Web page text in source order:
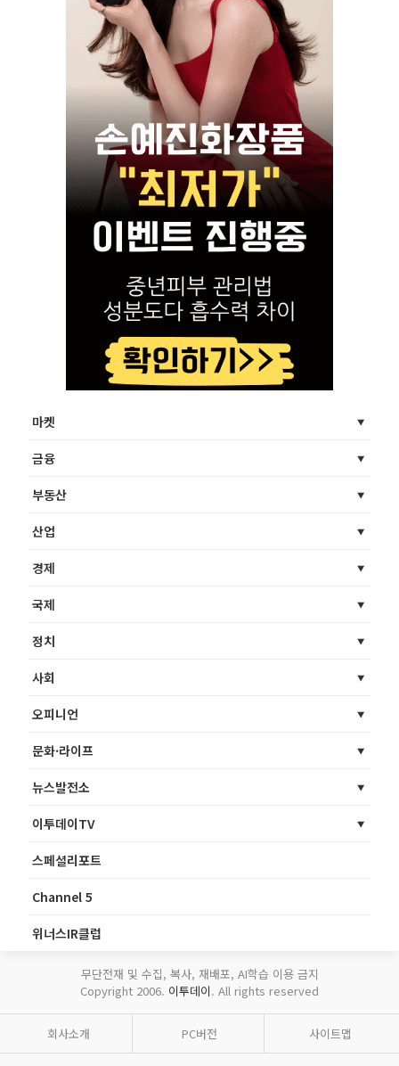
마켓
금융
부동산
산업
경제
국제
정치
사회
오피니언
문화·라이프
뉴스발전소
이투데이TV
스페셜리포트
Channel 5
위너스IR클럽
무단전재 및 수집, 복사, 재배포, AI학습 이용 금지
Copyright 2006. 이투데이. All rights reserved
회사소개 PC버전 사이트맵